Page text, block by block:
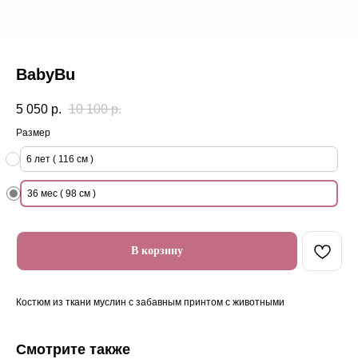
BabyBu
5 050 р. 10 100 р.
Размер
6 лет ( 116 см )
36 мес ( 98 см )
В корзину
Костюм из ткани муслин с забавным принтом с животными
Смотрите также